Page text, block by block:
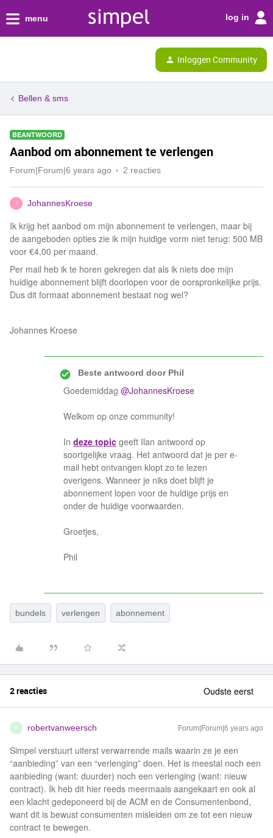
menu log in
Inloggen Community
Bellen & sms
BEANTWOORD
Aanbod om abonnement te verlengen
Forum|Forum|6 years ago 2 reacties
J JohannesKroese
Ik krijg het aanbod om mijn abonnement te verlengen, maar bij
de aangeboden opties zie ik mijn huidige vorm niet terug: 500 MB
voor €4,00 per maand.
Per mail heb ik te horen gekregen dat als ik niets doe mijn
huidige abonnement blijft doorlopen voor de oorspronkelijke prijs.
Dus dit formaat abonnement bestaat nog wel?
Johannes Kroese
Beste antwoord doorPhil
Goedemiddag @JohannesKroese
Welkom op onze community!
In deze topic geeft Ilan antwoord op
soortgelijke vraag. Het antwoord dat je per e-
mail hebt ontvangen klopt zo te lezen
overigens. Wanneer je niks doet blijft je
abonnement lopen voor de huidige prijs en
onder de huidige voorwaarden.
Groetjes,
Phil
bundels verlengen abonnement
2 reacties Oudste eerst
R robertvanweersch Forum|Forum|6 years ago
Simpel verstuurt uiterst verwarrende mails waarin ze je een
“aanbieding” van een “verlenging” doen. Het is meestal noch een
aanbieding (want: duurder) noch een verlenging (want: nieuw
contract). Ik heb dit hier reeds meermaals aangekaart en ook al
een klacht gedeponeerd bij de ACM en de Consumentenbond,
want dit is bewust consumenten misleiden om ze tot een nieuw
contract te bewegen.